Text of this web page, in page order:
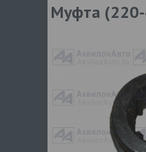
Муфта